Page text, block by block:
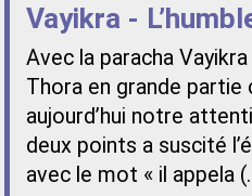
Vayikra -
Avec la paracha
Thora en grande
aujourd’hui notre
deux points a suscité
avec le mot « il appela